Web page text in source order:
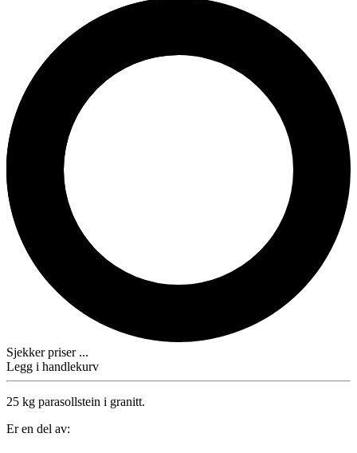
Sjekker priser ...
Legg i handlekurv
25 kg parasollstein i granitt.
Er en del av: